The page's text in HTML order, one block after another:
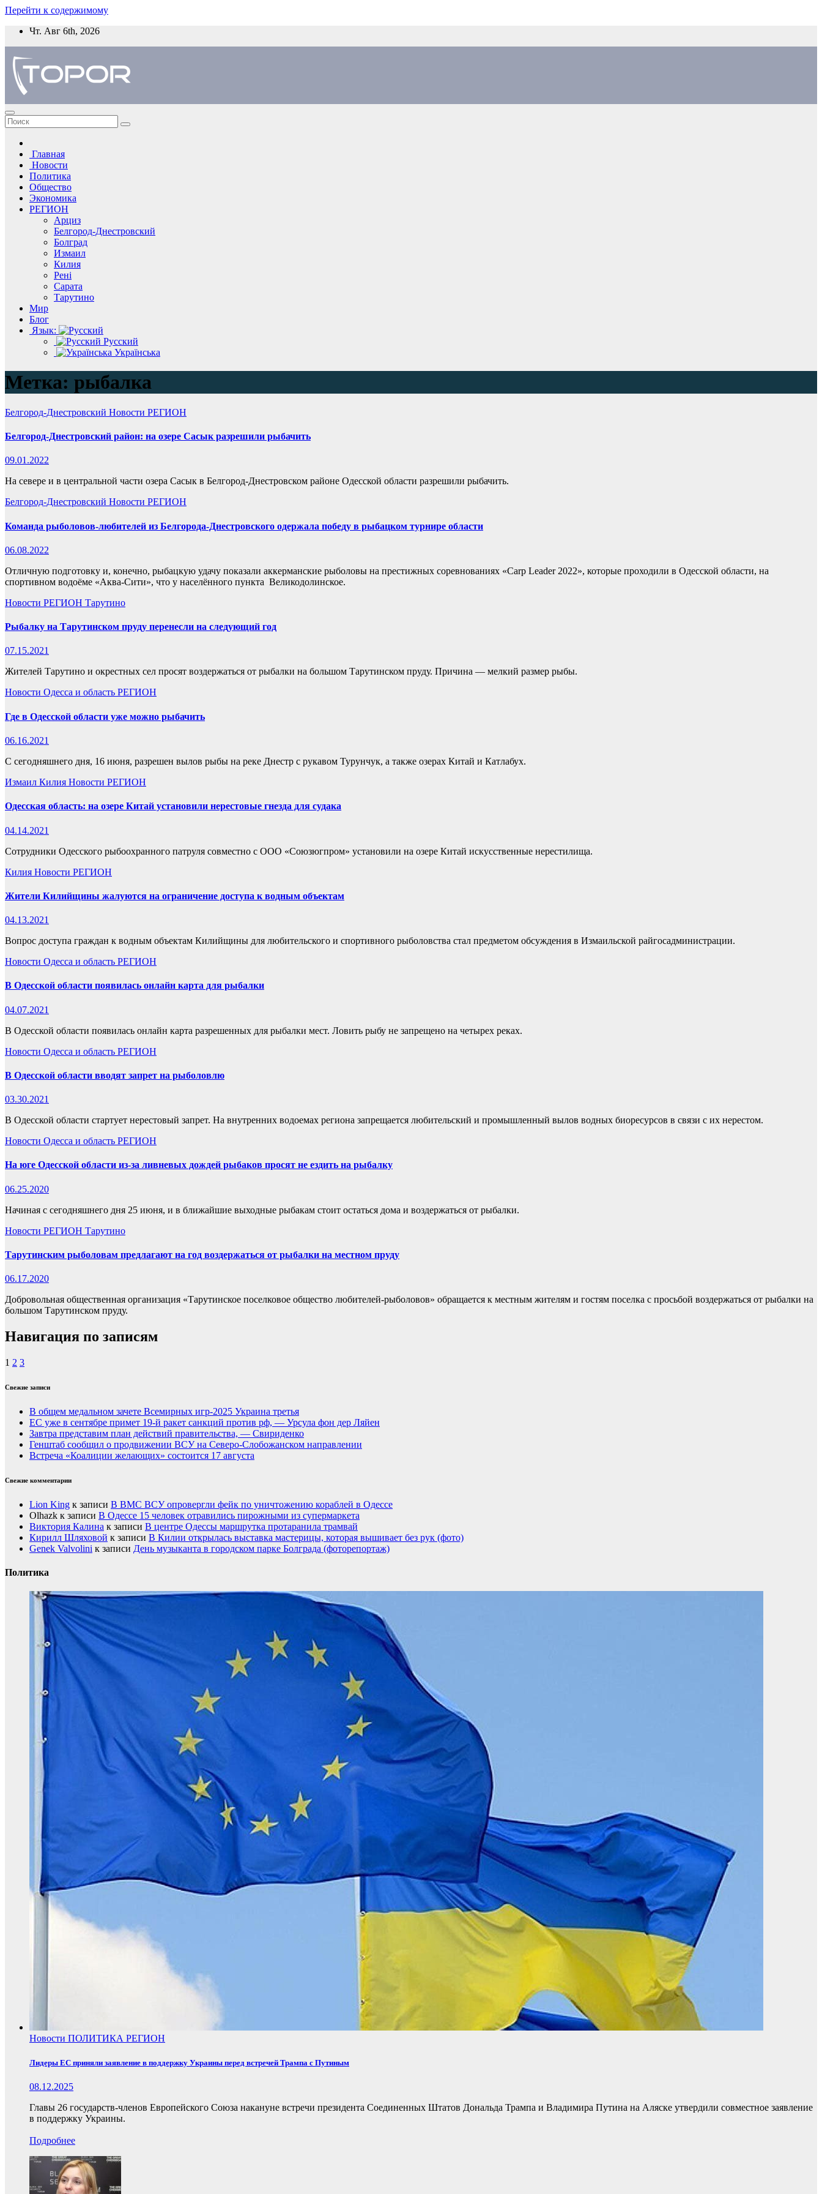
Перейти к содержимому
Чт. Авг 6th, 2026
Главная
Новости
Политика
Общество
Экономика
РЕГИОН
Арциз
Белгород-Днестровский
Болград
Измаил
Килия
Рені
Сарата
Тарутино
Мир
Блог
Язык:
Русский
Українська
Метка: рыбалка
Белгород-Днестровский Новости РЕГИОН
Белгород-Днестровский район: на озере Сасык разрешили рыбачить
09.01.2022
На севере и в центральной части озера Сасык в Белгород-Днестровском районе Одесской области разрешили рыбачить.
Белгород-Днестровский Новости РЕГИОН
Команда рыболовов-любителей из Белгорода-Днестровского одержала победу в рыбацком турнире области
06.08.2022
Отличную подготовку и, конечно, рыбацкую удачу показали аккерманские рыболовы на престижных соревнованиях «Carp Leader 2022», которые проходили в Одесской области, на
спортивном водоёме «Аква-Сити», что у населённого пункта Великодолинское.
Новости РЕГИОН Тарутино
Рыбалку на Тарутинском пруду перенесли на следующий год
07.15.2021
Жителей Тарутино и окрестных сел просят воздержаться от рыбалки на большом Тарутинском пруду. Причина — мелкий размер рыбы.
Новости Одесса и область РЕГИОН
Где в Одесской области уже можно рыбачить
06.16.2021
С сегодняшнего дня, 16 июня, разрешен вылов рыбы на реке Днестр с рукавом Турунчук, а также озерах Китай и Катлабух.
Измаил Килия Новости РЕГИОН
Одесская область: на озере Китай установили нерестовые гнезда для судака
04.14.2021
Сотрудники Одесского рыбоохранного патруля совместно с ООО «Союзюгпром» установили на озере Китай искусственные нерестилища.
Килия Новости РЕГИОН
Жители Килийщины жалуются на ограничение доступа к водным объектам
04.13.2021
Вопрос доступа граждан к водным объектам Килийщины для любительского и спортивного рыболовства стал предметом обсуждения в Измаильской райгосадминистрации.
Новости Одесса и область РЕГИОН
В Одесской области появилась онлайн карта для рыбалки
04.07.2021
В Одесской области появилась онлайн карта разрешенных для рыбалки мест. Ловить рыбу не запрещено на четырех реках.
Новости Одесса и область РЕГИОН
В Одесской области вводят запрет на рыболовлю
03.30.2021
В Одесской области стартует нерестовый запрет. На внутренних водоемах региона запрещается любительский и промышленный вылов водных биоресурсов в связи с их нерестом.
Новости Одесса и область РЕГИОН
На юге Одесской области из-за ливневых дождей рыбаков просят не ездить на рыбалку
06.25.2020
Начиная с сегодняшнего дня 25 июня, и в ближайшие выходные рыбакам стоит остаться дома и воздержаться от рыбалки.
Новости РЕГИОН Тарутино
Тарутинским рыболовам предлагают на год воздержаться от рыбалки на местном пруду
06.17.2020
Добровольная общественная организация «Тарутинское поселковое общество любителей-рыболовов» обращается к местным жителям и гостям поселка с просьбой воздержаться от рыбалки на
большом Тарутинском пруду.
Навигация по записям
1 2 3
Свежие записи
В общем медальном зачете Всемирных игр-2025 Украина третья
ЕС уже в сентябре примет 19-й ракет санкций против рф, — Урсула фон дер Ляйен
Завтра представим план действий правительства, — Свириденко
Генштаб сообщил о продвижении ВСУ на Северо-Слобожанском направлении
Встреча «Коалиции желающих» состоится 17 августа
Свежие комментарии
Lion King к записи В ВМС ВСУ опровергли фейк по уничтожению кораблей в Одессе
Olhazk к записи В Одессе 15 человек отравились пирожными из супермаркета
Виктория Калина к записи В центре Одессы маршрутка протаранила трамвай
Кирилл Шляховой к записи В Килии открылась выставка мастерицы, которая вышивает без рук (фото)
Genek Valvolini к записи День музыканта в городском парке Болграда (фоторепортаж)
Политика
Новости ПОЛИТИКА РЕГИОН
Лидеры ЕС приняли заявление в поддержку Украины перед встречей Трампа с Путиным
08.12.2025
Главы 26 государств-членов Европейского Союза накануне встречи президента Соединенных Штатов Дональда Трампа и Владимира Путина на Аляске утвердили совместное заявление
в поддержку Украины.
Подробнее